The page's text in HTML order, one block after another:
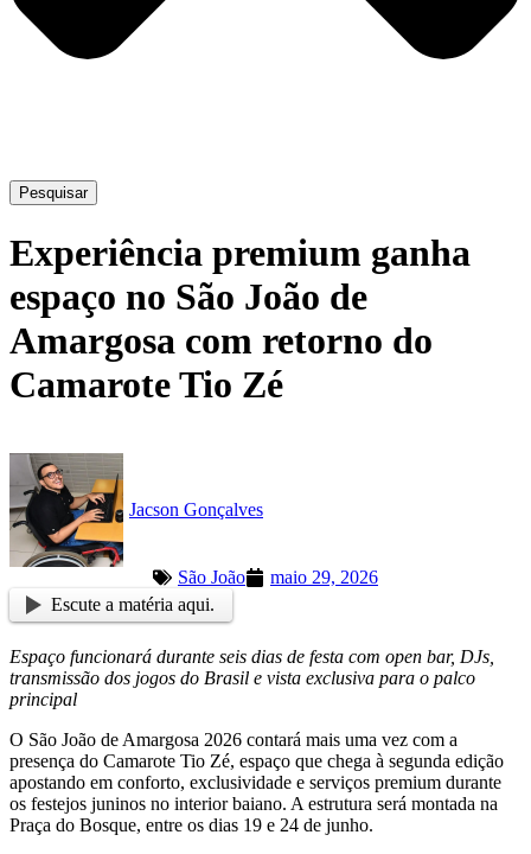
Pesquisar
Experiência premium ganha
espaço no São João de
Amargosa com retorno do
Camarote Tio Zé
Jacson Gonçalves
São João
maio 29, 2026
Escute a matéria aqui.
Espaço funcionará durante seis dias de festa com open bar, DJs,
transmissão dos jogos do Brasil e vista exclusiva para o palco
principal
O São João de Amargosa 2026 contará mais uma vez com a
presença do Camarote Tio Zé, espaço que chega à segunda edição
apostando em conforto, exclusividade e serviços premium durante
os festejos juninos no interior baiano. A estrutura será montada na
Praça do Bosque, entre os dias 19 e 24 de junho.